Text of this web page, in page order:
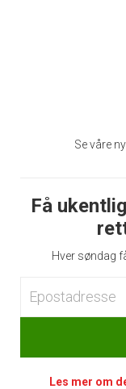
Se våre
Få
Hver søndag
Les mer om